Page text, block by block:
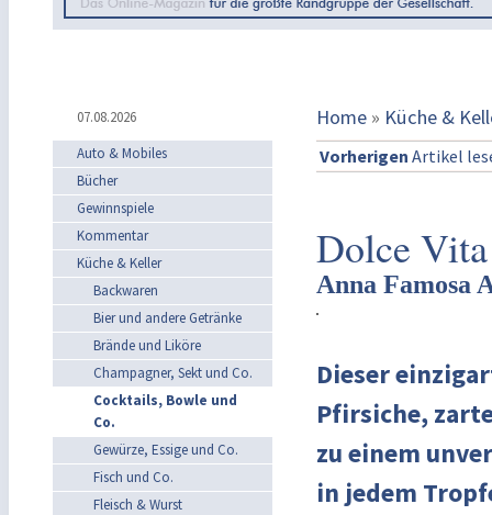
07.08.2026 Home » Küche &
Auto & Mobiles
Bücher
Gewinnspiele
Kommentar
Küche & Keller
Backwaren
Bier und andere Getränke
Brände und Liköre
Champagner, Sekt und Co.
Cocktails, Bowle und
Co.
Gewürze, Essige und Co.
Fisch und Co.
Fleisch & Wurst
Vorherigen Artikel
Dolce
Anna Famosa
Dieser
Pfirsiche,
zu einem
in jedem